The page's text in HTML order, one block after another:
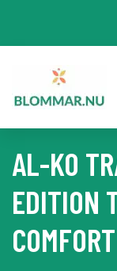
AL-KO
EDITION
COMFORT